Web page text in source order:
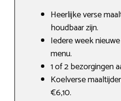
Heerlijke verse
houdbaar zijn.
Iedere week
menu.
1 of 2 bezorgingen
Koelverse
€6,10.